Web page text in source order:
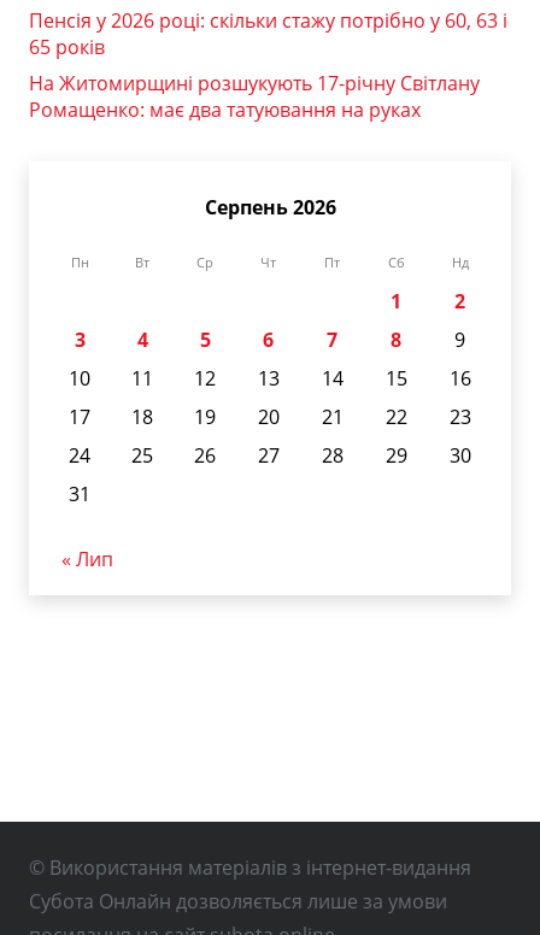
Пенсія у 2026 році: скільки стажу потрібно у 60, 63 і
65 років
На Житомирщині розшукують 17-річну Світлану
Ромащенко: має два татуювання на руках
Серпень 2026
Пн Вт Ср Чт Пт Сб Нд
1
2
3
4 5 6 7 8
9
10
11 12 13 14 15
16
17
18 19 20 21 22
23
24
25 26 27 28 29
30
31
« Лип
© Використання матеріалів з інтернет-видання
Субота Онлайн дозволяється лише за умови